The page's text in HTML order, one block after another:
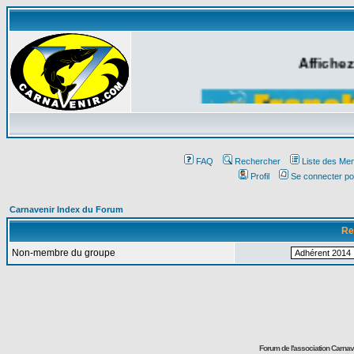
FAQ Rechercher
Liste des
Profil
Se connecter
Carnavenir Index du Forum
Non-membre du groupe
Forum de l'association